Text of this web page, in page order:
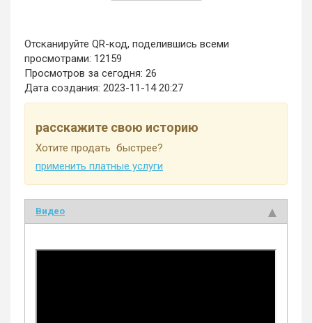
Отсканируйте QR-код, поделившись всеми
просмотрами: 12159
Просмотров за сегодня: 26
Дата создания: 2023-11-14 20:27
расскажите свою историю
Хотите продать быстрее?
применить платные услуги
Видео